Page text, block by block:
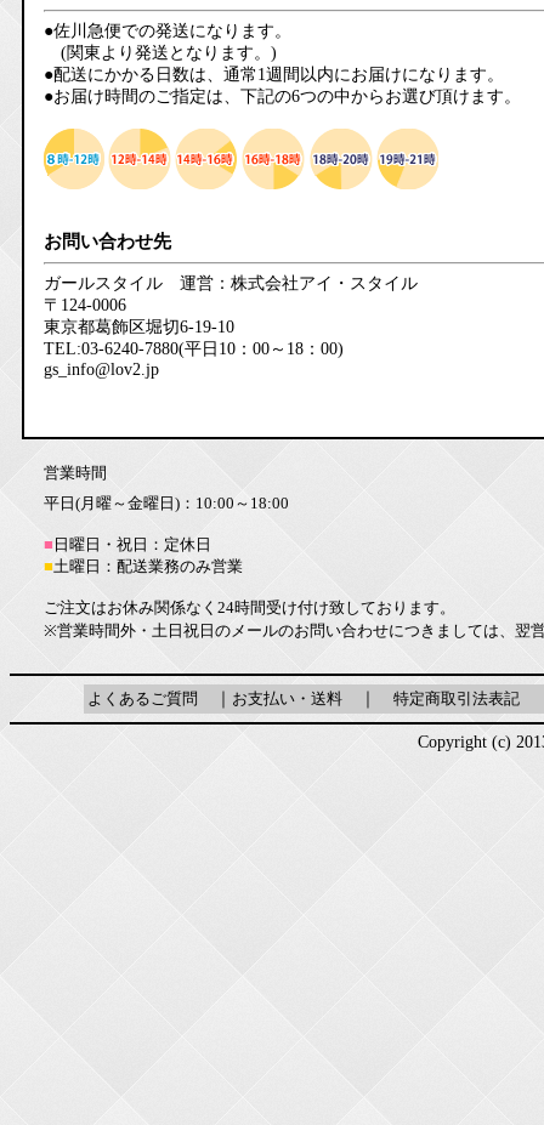
●佐川急便での発送になります。
(関東より発送となります。)
●配送にかかる日数は、通常1週間以内にお届けになります。
●お届け時間のご指定は、下記の6つの中からお選び頂けます。
お問い合わせ先
ガールスタイル 運営：株式会社アイ・スタイル
〒124-0006
東京都葛飾区堀切6-19-10
TEL:03-6240-7880(平日10：00～18：00)
gs_info@lov2.jp
営業時間
平日(月曜～金曜日)：10:00～18:00
■ 日曜日・祝日：定休日
■土曜日：配送業務のみ営業
ご注文はお休み関係なく24時間受け付け致しております。
※営業時間外・土日祝日のメールのお問い合わせにつきましては、翌
よくあるご質問 お支払い・送料 特定商取引法表記
Copyright (c)